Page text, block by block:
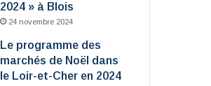
2024 » à Blois
24 novembre 2024
Le programme des
marchés de Noël dans
le Loir-et-Cher en 2024